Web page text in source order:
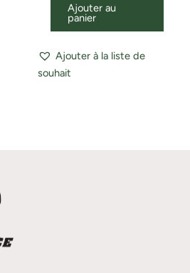
Ajouter au
panier
Ajouter à la liste de
souhait